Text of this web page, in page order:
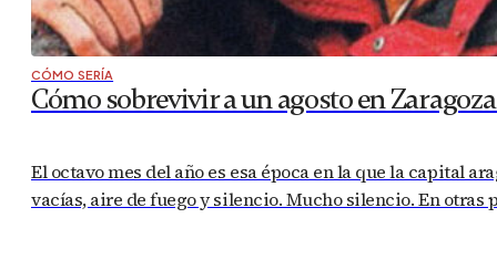
CÓMO SERÍA
Cómo sobrevivir a un agosto en
El octavo mes del año es esa época en la que la capital
vacías, aire de fuego y silencio. Mucho silencio. En otras